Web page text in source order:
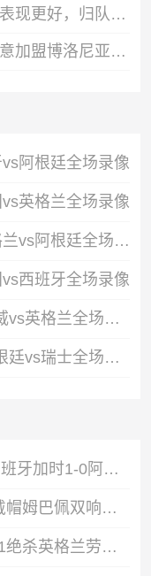
巴黎助教：本场比赛比上一场表现更好，归队国脚可参加欧洲超级杯
记者：库普梅纳斯不太可能同意加盟博洛尼亚，此前已拒绝土超球队
阿根廷全场录像
英格兰全场录像
07月16日世界杯半决赛英格兰vs阿根廷全场录像
西班牙全场录像
07月12日世界杯1/4决赛挪威vs英格兰全场录像
07月12日世界杯1/4决赛阿根廷vs瑞士全场录像
时隔16年夺世界杯冠军！西班牙加时1-0阿根廷费兰制胜恩佐染红
英格兰6-4法国获季军萨卡戴帽姆巴佩双响创纪录奥利塞2助+失良机
连续两届进决赛！阿根廷2-1绝杀英格兰劳塔罗恩佐破门梅西两助攻